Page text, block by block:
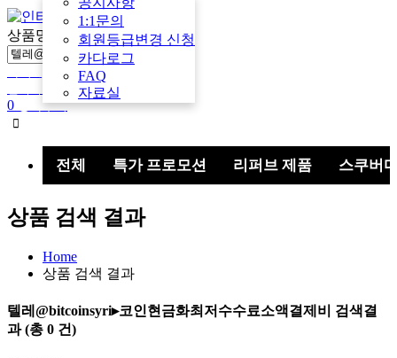
1:1문의
회원등급변경 신청
카다로그
FAQ
자료실
상품명 입력 필수
마이페이지
견적서 작성
0
장바구니
검
전체 특가 프로모션 리퍼브 제품 스쿠버
상품 검색 결과
Home
상품 검색 결과
텔레@bitcoinsyri▸코인현금화최저수수료소액결제비
검색결
과(총 0 건)